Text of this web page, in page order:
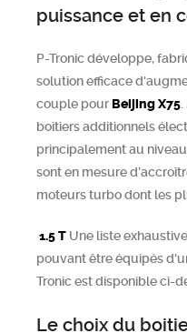
puissance et en
P-Tronic développe,
solution efficace
couple pour BeijingX75
boitiers additionnels
principalement au niveau
sont en mesure
moteurs turbo dont les
1.5 T Une liste
pouvant être équipés
Tronic est disponible ci-
Le choix du